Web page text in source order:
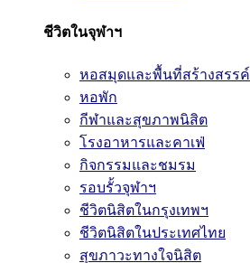
ชีวิตในจุฬาฯ
หอสมุดและพื้นที่สร้างสรรค์
หอพัก
กีฬาและสุขภาพนิสิต
โรงอาหารและคาเฟ่
กิจกรรมและชมรม
รอบรั้วจุฬาฯ
ชีวิตนิสิตในกรุงเทพฯ
ชีวิตนิสิตในประเทศไทย
สุขภาวะทางใจนิสิต